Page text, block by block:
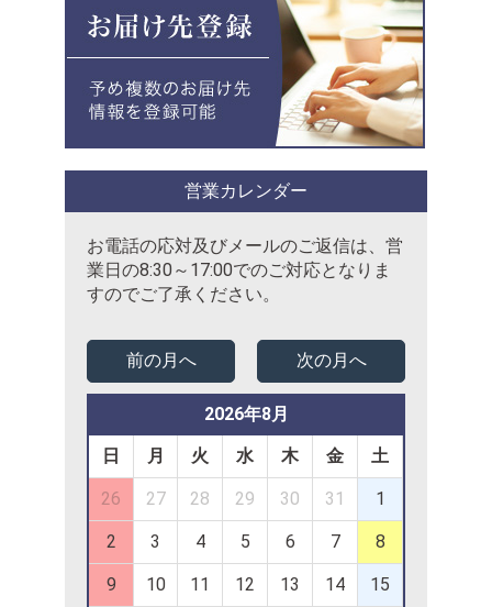
営業カレンダー
お電話の応対及びメールのご返信は、営
業日の8:30～17:00でのご対応となりま
すのでご了承ください。
2026年8月
前の月へ 次の月へ
日 月 火 水 木 金 土
26 27 28 29 30 31 1
2 3 4 5 6 7 8
9 10 11 12 13 14 15